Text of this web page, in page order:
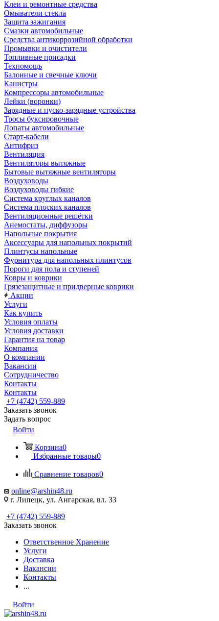
Клеи и ремонтные средства
Омыватели стекла
Защита зажигания
Смазки автомобильные
Средства антикоррозийной обработки
Промывки и очистители
Топливные присадки
Техпомощь
Балонные и свечные ключи
Канистры
Компрессоры автомобильные
Лейки (воронки)
Зарядные и пуско-зарядные устройства
Тросы буксировочные
Лопаты автомобильные
Старт-кабели
Антифриз
Вентиляция
Вентиляторы вытяжные
Бытовые вытяжные вентиляторы
Воздуховоды
Воздуховоды гибкие
Система круглых каналов
Система плоских каналов
Вентиляционные решётки
Анемостаты, диффузоры
Напольные покрытия
Аксессуары для напольных покрытий
Плинтусы напольные
Фурнитура для напольных плинтусов
Пороги для пола и ступеней
Ковры и коврики
Грязезащитные и придверные коврики
Акции
Услуги
Как купить
Условия оплаты
Условия доставки
Гарантия на товар
Компания
О компании
Вакансии
Сотрудничество
Контакты
Контакты
+7 (4742) 559-889
Заказать звонок
Задать вопрос
Войти
Корзина0
Избранные товары0
Сравнение товаров0
online@arshin48.ru
г. Липецк, ул. Ангарская, вл. 33
+7 (4742) 559-889
Заказать звонок
Ответственное Хранение
Услуги
Доставка
Вакансии
Контакты
...
Войти